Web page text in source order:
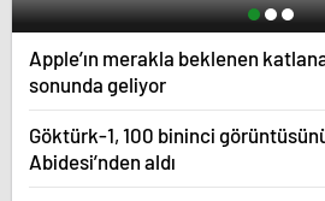
Apple’ın merakla beklenen
sonunda geliyor
Göktürk-1, 100 bininci
Abidesi’nden aldı